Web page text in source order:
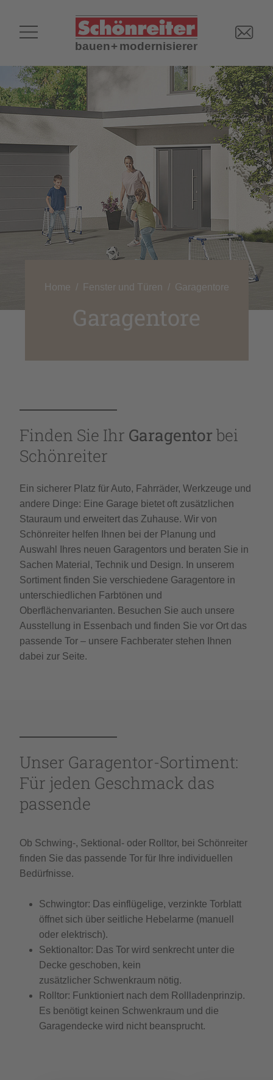
Home Fenster und Türen Garagentore
Garagentore
Finden Sie Ihr Garagentor bei
Schönreiter
Ein sicherer Platz für Auto, Fahrräder, Werkzeuge und
andere Dinge: Eine Garage bietet oft zusätzlichen
Stauraum und erweitert das Zuhause. Wir von
Schönreiter helfen Ihnen bei der Planung und
Auswahl Ihres neuen Garagentors und beraten Sie in
Sachen Material, Technik und Design. In unserem
Sortiment finden Sie verschiedene Garagentore in
unterschiedlichen Farbtönen und
Oberflächenvarianten. Besuchen Sie auch unsere
Ausstellung in Essenbach und finden Sie vor Ort das
passende Tor – unsere Fachberater stehen Ihnen
dabei zur Seite.
Unser Garagentor-Sortiment:
Für jeden Geschmack das
passende
Ob Schwing-, Sektional- oder Rolltor, bei Schönreiter
finden Sie das passende Tor für Ihre individuellen
Bedürfnisse.
Schwingtor: Das einflügelige, verzinkte Torblatt
öffnet sich über seitliche Hebelarme (manuell
oder elektrisch).
Sektionaltor: Das Tor wird senkrecht unter die
Decke geschoben, kein
zusätzlicher Schwenkraum nötig.
Rolltor: Funktioniert nach dem Rollladenprinzip.
Es benötigt keinen Schwenkraum und die
Garagendecke wird nicht beansprucht.